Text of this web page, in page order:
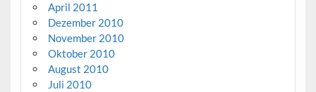
April 2011
Dezember 2010
November 2010
Oktober 2010
August 2010
Juli 2010